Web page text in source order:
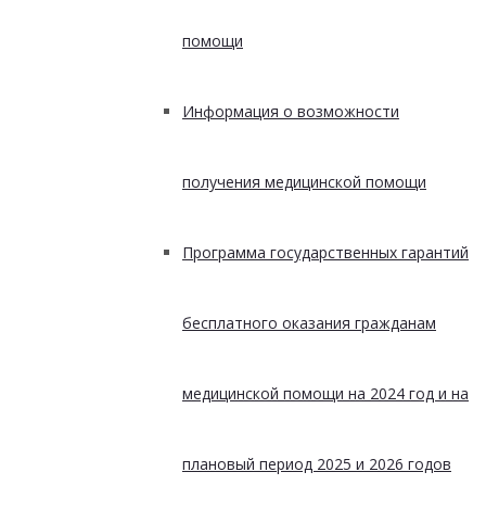
помощи
Информация о возможности
получения медицинской помощи
Программа государственных гарантий
бесплатного оказания гражданам
медицинской помощи на 2024 год и на
плановый период 2025 и 2026 годов